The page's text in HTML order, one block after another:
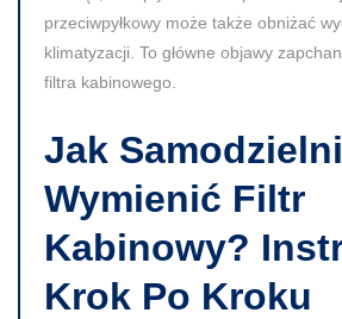
przeciwpyłkowy może także obniżać
klimatyzacji. To główne objawy
filtra kabinowego.
Jak
Wymienić Filtr
Kabinowy?
Krok Po Kroku